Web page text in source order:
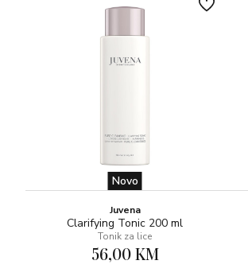
Novo
Juvena
Clarifying Tonic 200 ml
Tonik za lice
56,00 KM